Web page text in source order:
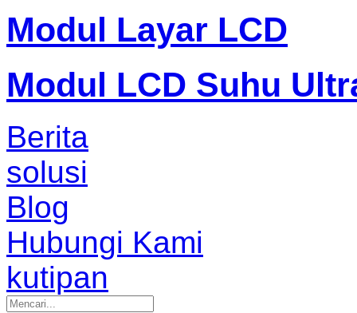
Modul Layar LCD
Modul LCD Suhu
Berita
solusi
Blog
Hubungi Kami
kutipan